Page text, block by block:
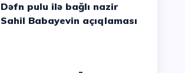
Dəfn pulu ilə bağlı nazir
Sahil Babayevin açıqlaması